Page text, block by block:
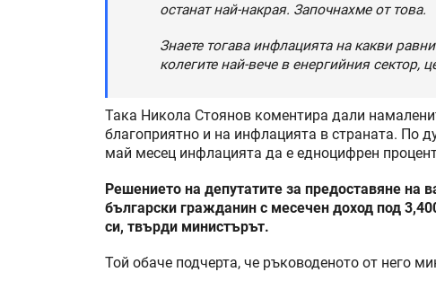
останат най-накрая. Започнахме от това.
Знаете тогава инфлацията на какви
колегите най-вече в енергийния сектор,
Така Никола Стоянов коментира дали
благоприятно и на инфлацията в страната. По
май месец инфлацията да е едноцифрен
Решението на депутатите за предоставяне на
български гражданин с месечен доход под
си, твърди министърът.
Той обаче подчерта, че ръководеното от него